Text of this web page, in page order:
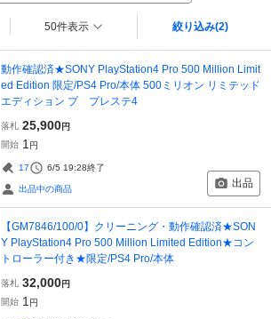
50件表示 絞り込み(2)
動作確認済★SONY PlayStation4 Pro 500 Million Limit
ed Edition 限定/PS4 Pro/本体 500ミリオン リミテッド
エディション プ プレステ4
落札 25,900円
開始 1 円
17 6/5 19:28終了
出品中の商品 出品
【GM7846/100/0】クリーニング・動作確認済★SON
Y PlayStation4 Pro 500 Million Limited Edition★コン
トローラー付き★限定/PS4 Pro/本体
落札 32,000円
開始 1 円